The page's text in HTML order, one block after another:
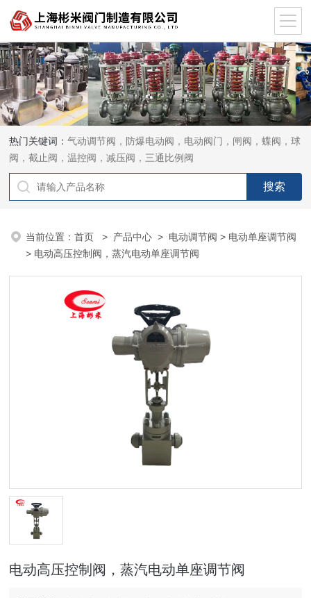
热门关键词：气动调节阀，防爆电动阀，电动阀门，闸阀，蝶阀，球
阀，截止阀，温控阀，减压阀，三通比例阀
当前位置：首页 > 产品中心 > 电动调节阀 > 电动单座调节阀
> 电动高压控制阀，蒸汽电动单座调节阀
电动高压控制阀，蒸汽电动单座调节阀